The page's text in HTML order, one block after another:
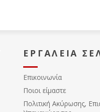
ΕΡΓΑΛΕΊΑ
Επικοινωνία
Ποιοι είμαστε
Πολιτική Ακύρωσης,